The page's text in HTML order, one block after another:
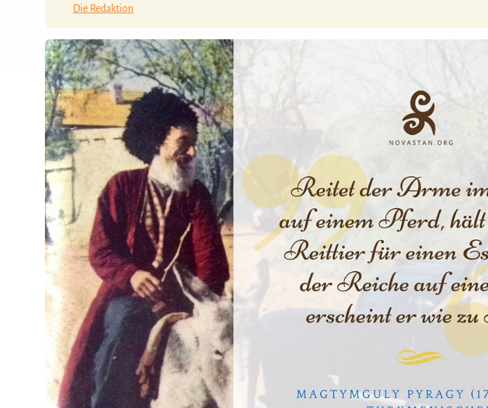
Die Redaktion